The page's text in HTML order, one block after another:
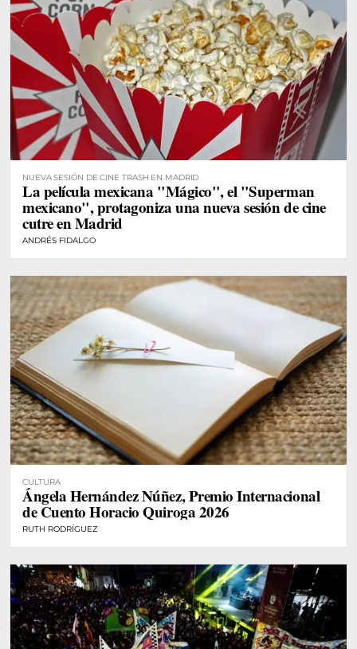
NUEVA SESIÓN DE CINE TRASH EN MADRID
La película mexicana "Mágico", el "Superman
mexicano", protagoniza una nueva sesión de cine
cutre en Madrid
ANDRÉS FIDALGO
CULTURA
Ángela Hernández Núñez, Premio Internacional
de Cuento Horacio Quiroga 2026
RUTH RODRÍGUEZ